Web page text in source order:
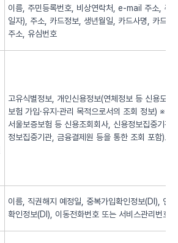
이름, 주민등록번호, 비상연락처, e-mail 주소, 주
일자), 주소, 카드정보, 생년월일, 카드사명, 카드
주소, 유심번호
고유식별정보, 개인신용정보(연체정보 등 신용도
보험 가입·유지·관리 목적으로서의 조회 정보) ※
서울보증보험 등 신용조회회사, 신용정보집중기관
정보집중기관, 금융결제원 등을 통한 조회 포함)로
이름, 직권해지 예정일, 중복가입확인정보(DI), 연
확인정보(DI), 이동전화번호 또는 서비스관리번호